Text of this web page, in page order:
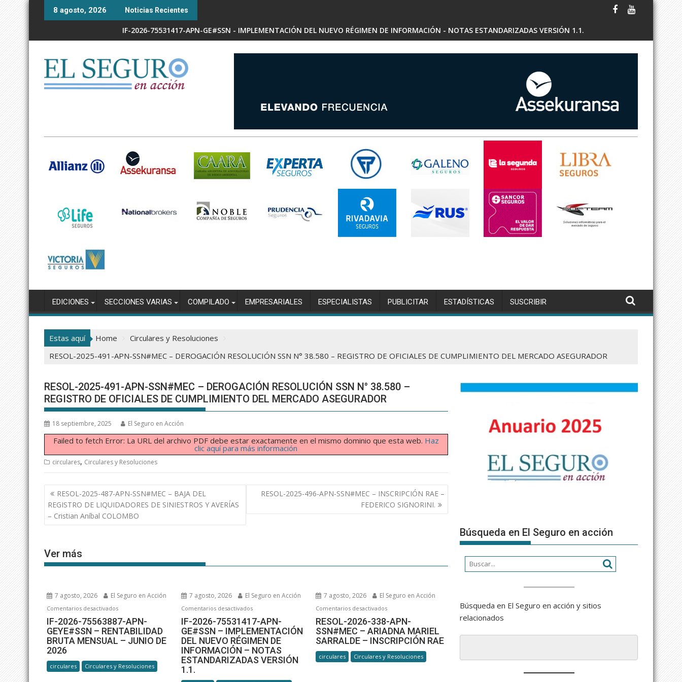
Skip
8 agosto, 2026 Noticias Recientes
IF-2026-75531417-APN-GE#SSN - IMPLEMENTACIÓN DEL NUEVO RÉGIMEN DE INFORMACIÓN - NOTAS ESTANDARIZADAS VERSIÓN 1.1.
EDICIONES SECCIONES VARIAS COMPILADO EMPRESARIALES ESPECIALISTAS PUBLICITAR ESTADÍSTICAS SUSCRIBIR
Estas aquí Home
Circulares y Resoluciones
RESOL-2025-491-APN-SSN#MEC – DEROGACIÓN RESOLUCIÓN SSN N° 38.580 – REGISTRO DE OFICIALES DE CUMPLIMIENTO DEL MERCADO ASEGURADOR
RESOL-2025-491-APN-SSN#MEC – DEROGACIÓN RESOLUCIÓN SSN N° 38.580 –
REGISTRO DE OFICIALES DE CUMPLIMIENTO DEL MERCADO ASEGURADOR
18 septiembre, 2025 El Seguro en Acción
Failed to fetch Error: La URL del archivo PDF debe estar exactamente en el mismo dominio que esta web. Haz
clic aquí para más información
circulares, Circulares y Resoluciones
Navegación
de
entradas
RESOL-2025-487-APN-SSN#MEC – BAJA DEL
REGISTRO DE LIQUIDADORES DE SINIESTROS Y AVERÍAS
– Cristian Aníbal COLOMBO
RESOL-2025-496-APN-SSN#MEC – INSCRIPCIÓN RAE –
FEDERICO SIGNORINI.
Ver más
7 agosto, 2026 El Seguro en Acción
Comentarios desactivadosen
IF-
2026-
75563887-
GEYE#SSN –
IF-2026-75563887-APN-
GEYE#SSN – RENTABILIDAD
BRUTA MENSUAL – JUNIO DE
2026
circulares Circulares y Resoluciones
7 agosto, 2026 El Seguro en Acción
Comentarios desactivadosen
IF-
2026-
75531417-
APN-
GE#SSN –
IF-2026-75531417-APN-
GE#SSN – IMPLEMENTACIÓN
DEL NUEVO RÉGIMEN DE
INFORMACIÓN – NOTAS
ESTANDARIZADAS VERSIÓN
1.1.
7 agosto, 2026 El Seguro en Acción
Comentarios desactivadosen
RESOL-
2026-
338-
APN-
SSN#MEC –
RESOL-2026-338-APN-
SSN#MEC – ARIADNA MARIEL
SARRALDE – INSCRIPCIÓN RAE
circulares Circulares y Resoluciones
Búsqueda en El Seguro en acción
Búsqueda en El Seguro en acción y sitios
relacionados